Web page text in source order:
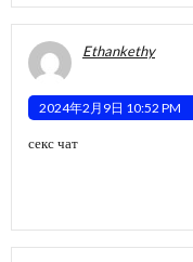
Ethankethy
2024年2月9日 10:52 PM
секс чат